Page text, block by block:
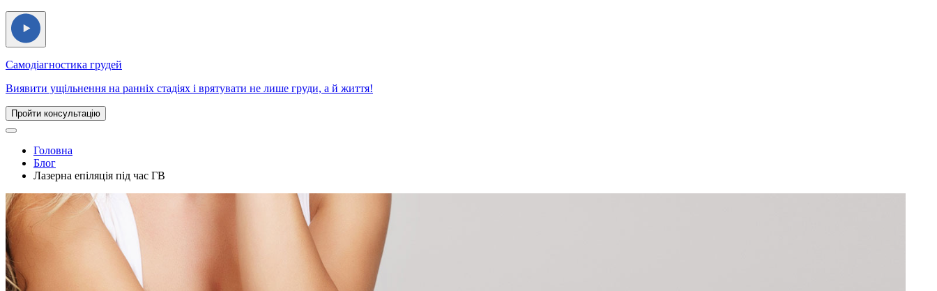
Самодіагностика грудей
Виявити ущільнення на ранніх стадіях і врятувати не лише груди, а й життя!
Пройти консультацію
Головна
Блог
Лазерна епіляція під час ГВ